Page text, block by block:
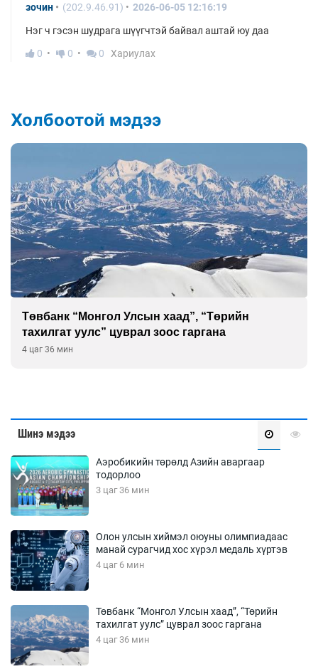
зочин (202.9.46.91) 2026-06-05 12:16:19
Нэг ч гэсэн шудрага шүүгчтэй байвал аштай юу даа
0
0 0 Хариулах
Холбоотой мэдээ
Чингис хааны тахилга, нүүдэлчдийн төрт ёсны
уламжлалыг хэлэлцэв
5 цаг 6 мин
Шинэ мэдээ
Аэробикийн төрөлд Азийн аваргаар
тодорлоо
3 цаг 36 мин
Олон улсын хиймэл оюуны олимпиадаас
манай сурагчид хос хүрэл медаль хүртэв
4 цаг 6 мин
Төвбанк “Монгол Улсын хаад”, “Төрийн
тахилгат уулс” цуврал зоос гаргана
4 цаг 36 мин